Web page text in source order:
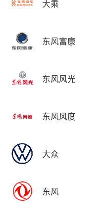
大乘
东风富康
东风风光
东风风度
大众
东风